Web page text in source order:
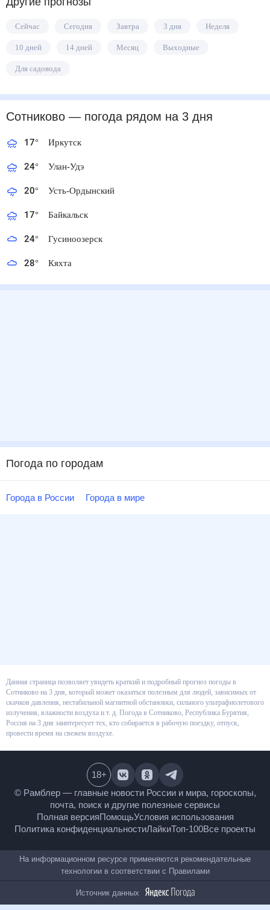
Сейчас Сегодня Завтра 3 дня Неделя
10 дней 14 дней Месяц Выходные
Для садовода
Сотниково — погода рядомна 3 дня
17° Иркутск
24° Улан-Удэ
20° Усть-Ордынский
17° Байкальск
24° Гусиноозерск
28° Кяхта
Погода по городам
Города в России Города в мире
Данная страница позволяет увидеть краткий и подробный прогноз
погоды в Сотниково на 3 дня, который может оказаться полезным для
людей, зависимых от скачков давления, нестабильной магнитной
обстановки, сильного ультрафиолетового излучения, влажности воздуха
и т. д. Погода в Сотниково, Республика Бурятия, Россия на 3 дня
заинтересует тех, кто собирается в рабочую поездку, отпуск, провести
© Рамблер — главные новости России и мира,
гороскопы, почта, поиск и другие полезные сервисы
Полная версияПомощьУсловия использования
Все проекты
18+
На информационном ресурсе применяются
рекомендательные технологии в соответствии с